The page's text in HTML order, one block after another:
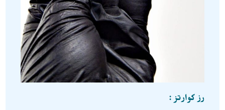
رز کوارتز :